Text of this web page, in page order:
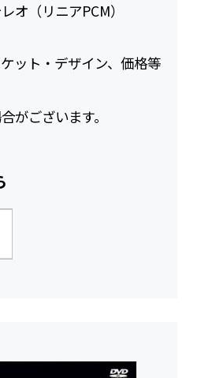
オ（リニアPCM）
ット・デザイン、価格等
がございます。